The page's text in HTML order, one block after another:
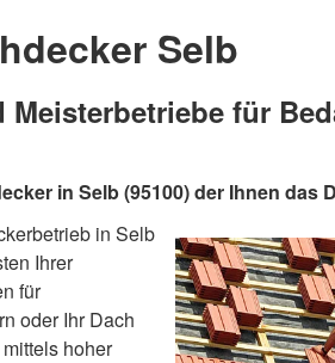
Selb
für
in Selb (95100) der Ihnen das
in Selb
Ihrer
für
oder Ihr Dach
hoher